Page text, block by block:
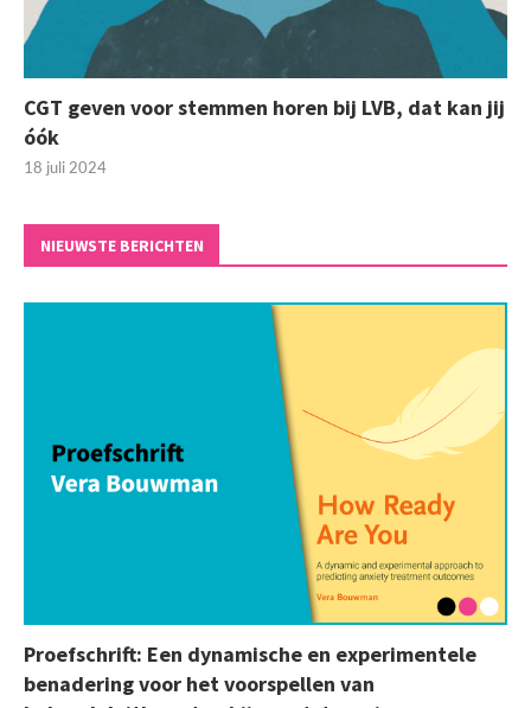
CGT geven voor stemmen horen bij LVB, dat kan jij
óók
18 juli 2024
NIEUWSTE BERICHTEN
Proefschrift: Een dynamische en experimentele
benadering voor het voorspellen van